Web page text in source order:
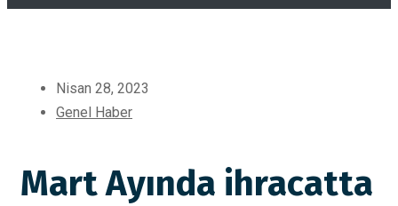
Nisan 28, 2023
Genel Haber
Mart Ayında ihracatta